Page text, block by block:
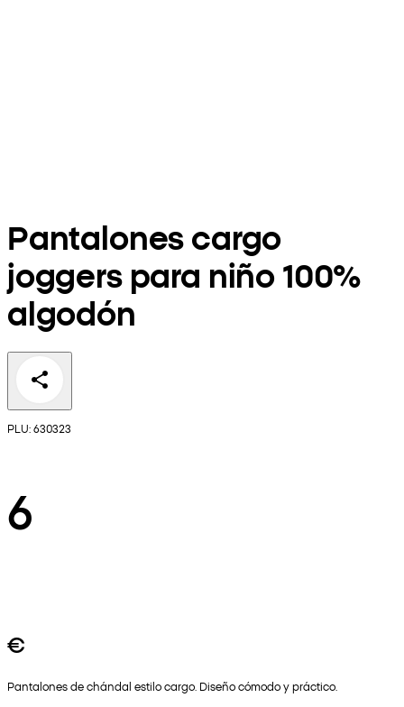
Pantalones cargo
joggers para niño 100%
algodón
PLU: 630323
6
€
Pantalones de chándal estilo cargo. Diseño cómodo y práctico.